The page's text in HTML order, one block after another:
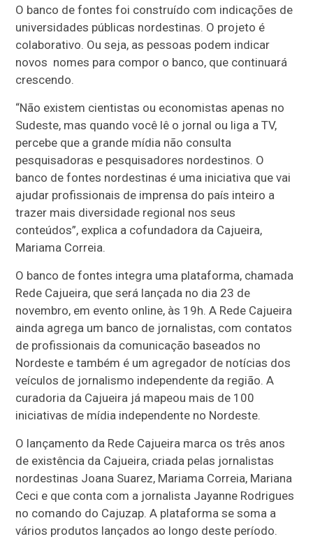
O banco de fontes foi construído com indicações de
universidades públicas nordestinas. O projeto é
colaborativo. Ou seja, as pessoas podem indicar
novos nomes para compor o banco, que continuará
crescendo.
“Não existem cientistas ou economistas apenas no
Sudeste, mas quando você lê o jornal ou liga a TV,
percebe que a grande mídia não consulta
pesquisadoras e pesquisadores nordestinos. O
banco de fontes nordestinas é uma iniciativa que vai
ajudar profissionais de imprensa do país inteiro a
trazer mais diversidade regional nos seus
conteúdos”, explica a cofundadora da Cajueira,
Mariama Correia.
O banco de fontes integra uma plataforma, chamada
Rede Cajueira, que será lançada no dia 23 de
novembro, em evento online, às 19h. A Rede Cajueira
ainda agrega um banco de jornalistas, com contatos
de profissionais da comunicação baseados no
Nordeste e também é um agregador de notícias dos
veículos de jornalismo independente da região. A
curadoria da Cajueira já mapeou mais de 100
iniciativas de mídia independente no Nordeste.
O lançamento da Rede Cajueira marca os três anos
de existência da Cajueira, criada pelas jornalistas
nordestinas Joana Suarez, Mariama Correia, Mariana
Ceci e que conta com a jornalista Jayanne Rodrigues
no comando do Cajuzap. A plataforma se soma a
vários produtos lançados ao longo deste período.